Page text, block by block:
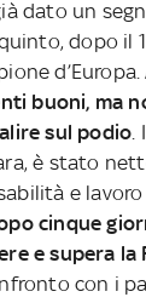
dato un
dopo il
d’Europa.
buoni, ma
sul podio
è stato
e
cinque
e supera la
con i